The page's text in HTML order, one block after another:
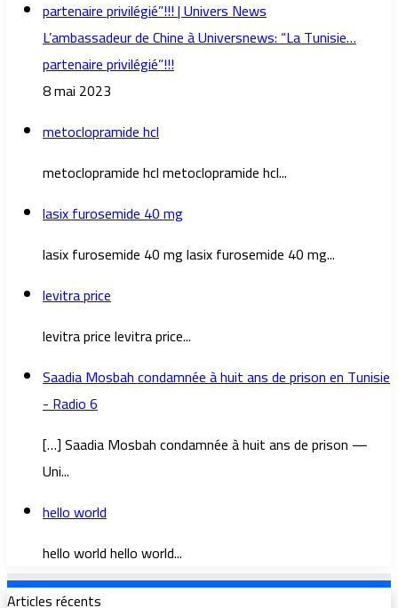
L’ambassadeur de Chine à Universnews: “La Tunisie…
partenaire privilégié”!!!
8 mai 2023
metoclopramide hcl
metoclopramide hcl metoclopramide hcl...
lasix furosemide 40 mg
lasix furosemide 40 mg lasix furosemide 40 mg...
levitra price
levitra price levitra price...
Saadia Mosbah condamnée à huit ans de prison en Tunisie
- Radio 6
[…] Saadia Mosbah condamnée à huit ans de prison —
Uni...
hello world
hello world hello world...
Articles récents